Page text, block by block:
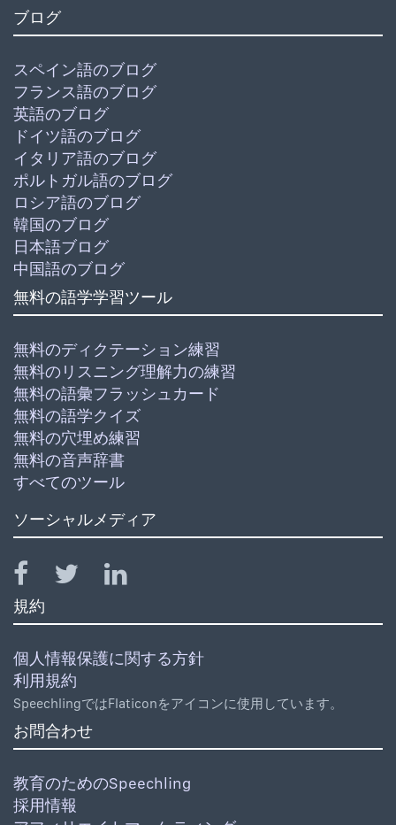
ブログ
スペイン語のブログ
フランス語のブログ
英語のブログ
ドイツ語のブログ
イタリア語のブログ
ポルトガル語のブログ
ロシア語のブログ
韓国のブログ
日本語ブログ
中国語のブログ
無料の語学学習ツール
無料のディクテーション練習
無料のリスニング理解力の練習
無料の語彙フラッシュカード
無料の語学クイズ
無料の穴埋め練習
無料の音声辞書
すべてのツール
ソーシャルメディア
規約
個人情報保護に関する方針
利用規約
SpeechlingではFlaticonをアイコンに使用しています。
お問合わせ
教育のためのSpeechling
採用情報